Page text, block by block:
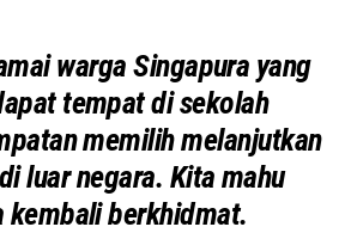
warga Singapura yang
tempat di sekolah
memilih melanjutkan
luar negara. Kita mahu
kembali berkhidmat.